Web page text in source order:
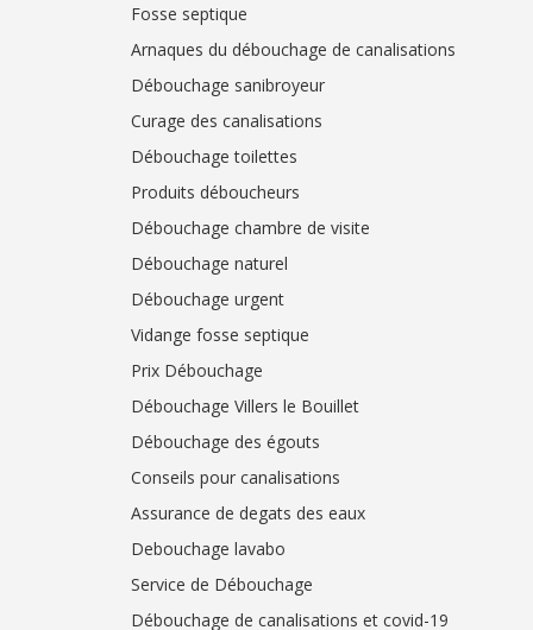
Fosse septique
Arnaques du débouchage de canalisations
Débouchage sanibroyeur
Curage des canalisations
Débouchage toilettes
Produits déboucheurs
Débouchage chambre de visite
Débouchage naturel
Débouchage urgent
Vidange fosse septique
Prix Débouchage
Débouchage Villers le Bouillet
Débouchage des égouts
Conseils pour canalisations
Assurance de degats des eaux
Debouchage lavabo
Service de Débouchage
Débouchage de canalisations et covid-19